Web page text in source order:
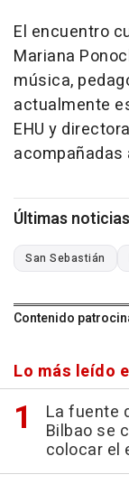
El encuentro
Mariana
música,
actualmente
EHU y
acompañadas
Últimas
San Sebastián
Contenido
Lo más leído
La fuente
Bilbao se
colocar el